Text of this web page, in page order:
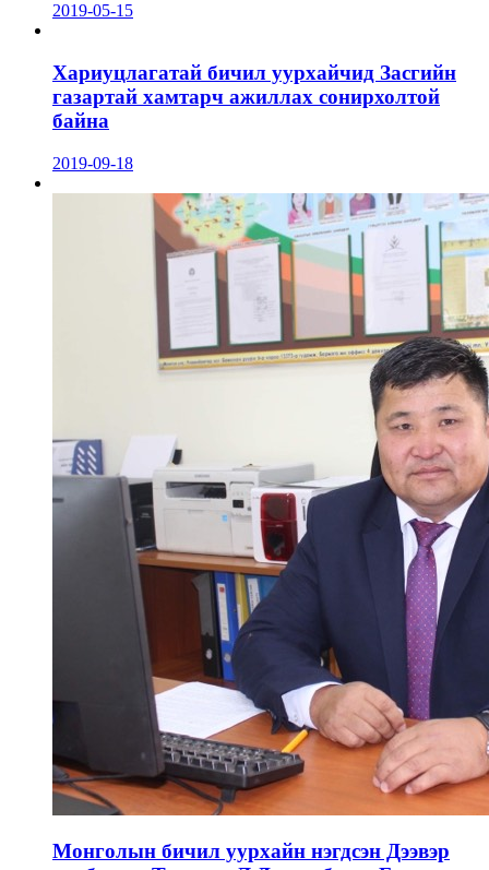
2019-05-15
Хариуцлагатай бичил уурхайчид Засгийн
газартай хамтарч ажиллах сонирхолтой
байна
2019-09-18
Монголын бичил уурхайн нэгдсэн Дээвэр